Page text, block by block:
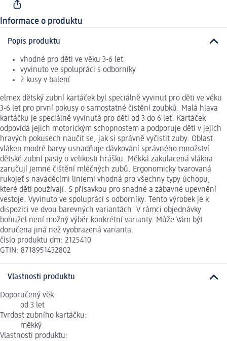
Informace o produktu
Popis produktu
vhodné pro děti ve věku 3-6 let
vyvinuto ve spolupráci s odborníky
2 kusy v balení
elmex dětský zubní kartáček byl speciálně vyvinut pro děti ve věku
3-6 let pro první pokusy o samostatné čistění zoubků. Malá hlava
kartáčku je speciálně vyvinutá pro děti od 3 do 6 let. Kartáček
odpovídá jejich motorickým schopnostem a podporuje děti v jejich
hravých pokusech naučit se, jak si správně vyčistit zuby. Oblast
vláken modré barvy usnadňuje dávkování správného množství
dětské zubní pasty o velikosti hrášku. Měkká zakulacená vlákna
zaručují jemné čištění mléčných zubů. Ergonomicky tvarovaná
rukojeť s naváděcími liniemi vhodná pro všechny typy úchopu,
které děti používají. S přísavkou pro snadné a zábavné upevnění
vestoje. Vyvinuto ve spolupráci s odborníky. Tento výrobek je k
dispozici ve dvou barevných variantách. V rámci objednávky
bohužel není možný výběr konkrétní varianty. Může Vám být
doručena jiná než vyobrazená varianta.
číslo produktu dm: 2125410
GTIN: 8718951432802
Vlastnosti produktu
Doporučený věk:
od 3 let
Tvrdost zubního kartáčku:
měkký
Vlastnosti produktu: